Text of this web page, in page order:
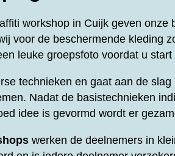
workshop in Cuijk geven onze
voor de beschermende kleding
leuke groepsfoto voordat u start
technieken en gaat aan de
Nadat de basistechnieken
idee is gevormd wordt er
werken de deelnemers in